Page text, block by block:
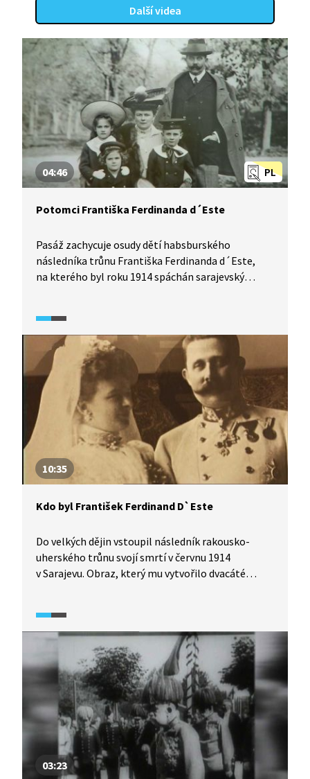
Další videa
PL
04:46
Potomci Františka Ferdinanda d´Este
Pasáž zachycuje osudy dětí habsburského
následníka trůnu Františka Ferdinanda d´Este,
na kterého byl roku 1914 spáchán sarajevský
10:35
Kdo byl František Ferdinand D`Este
Do velkých dějin vstoupil následník rakousko-
uherského trůnu svojí smrtí v červnu 1914
v Sarajevu. Obraz, který mu vytvořilo dvacáté
z aspektů jeho života.
03:23